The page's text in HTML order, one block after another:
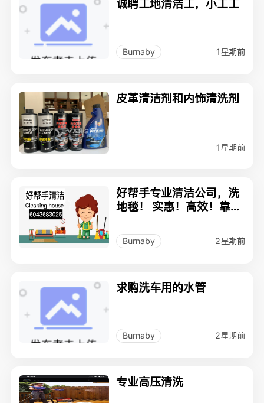
诚聘工地清洁工，小工工
Burnaby 1星期前
皮革清洁剂和内饰清洗剂
1星期前
好帮手专业清洁公司，洗
地毯！ 实惠！高效！靠
5
Burnaby 2星期前
求购洗车用的水管
Burnaby 2星期前
专业高压清洗